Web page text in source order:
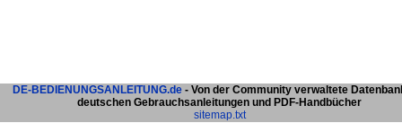
DE-BEDIENUNGSANLEITUNG.de - Von der Community verwaltete
deutschen Gebrauchsanleitungen und PDF-Handbücher
sitemap.txt